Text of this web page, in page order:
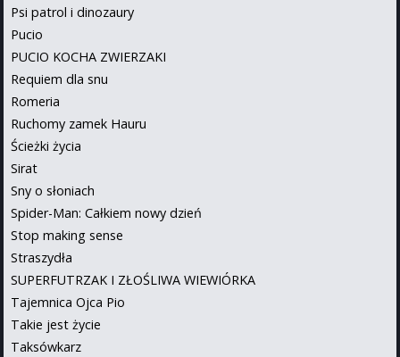
Psi patrol i dinozaury
Pucio
PUCIO KOCHA ZWIERZAKI
Requiem dla snu
Romeria
Ruchomy zamek Hauru
Ścieżki życia
Sirat
Sny o słoniach
Spider-Man: Całkiem nowy dzień
Stop making sense
Straszydła
SUPERFUTRZAK I ZŁOŚLIWA WIEWIÓRKA
Tajemnica Ojca Pio
Takie jest życie
Taksówkarz